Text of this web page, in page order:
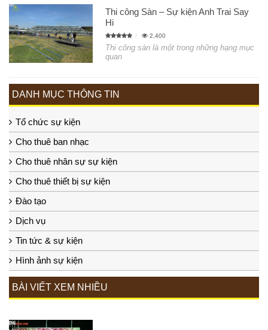
Thi công Sàn – Sự kiện Anh Trai Say
Hi
2,400
Thi công sàn là một trong những hạng mục
quan
DANH MỤC THÔNG TIN
Tổ chức sự kiện
Cho thuê ban nhạc
Cho thuê nhân sự sự kiện
Cho thuê thiết bị sự kiện
Đào tạo
Dịch vụ
Tin tức & sự kiện
Hình ảnh sự kiện
BÀI VIẾT XEM NHIỀU